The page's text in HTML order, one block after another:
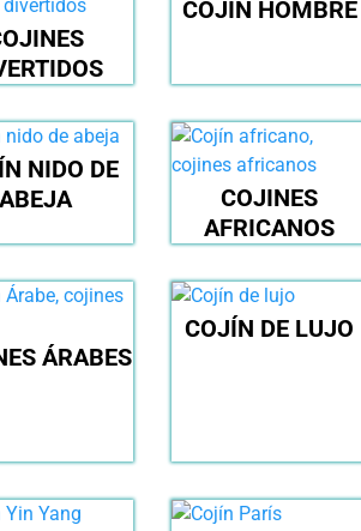
COJÍN HOMBRE
NIDO DE
ABEJA
COJINES
AFRICANOS
ÁRABES
COJÍN DE LUJO